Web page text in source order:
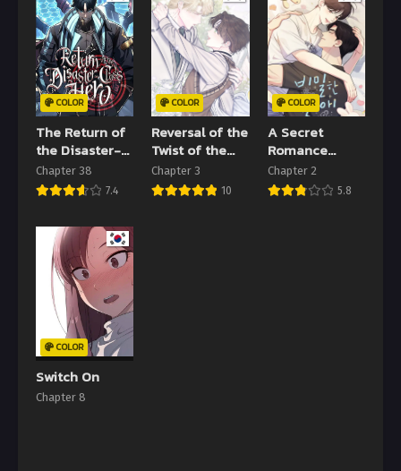
Chapter 11
31 พฤษภาคม 2024
Chapter 10
31 พฤษภาคม 2024
Chapter 9
31 พฤษภาคม 2024
Chapter 8
31 พฤษภาคม 2024
Chapter 7
31 พฤษภาคม 2024
Chapter 6
31 พฤษภาคม 2024
Chapter 5 Chapter 4
Chapter 3
31 พฤษภาคม 2024
Chapter 1
31 พฤษภาคม 2024
COLOR
The Return of
the Disaster-
Class Hero
Chapter 38
7.4
COLOR
Reversal of the
Twist of the
Inversion
Chapter 3
10
COLOR
A Secret
Romance
Between Us
Chapter 2
5.8
COLOR
Switch On
Chapter 8